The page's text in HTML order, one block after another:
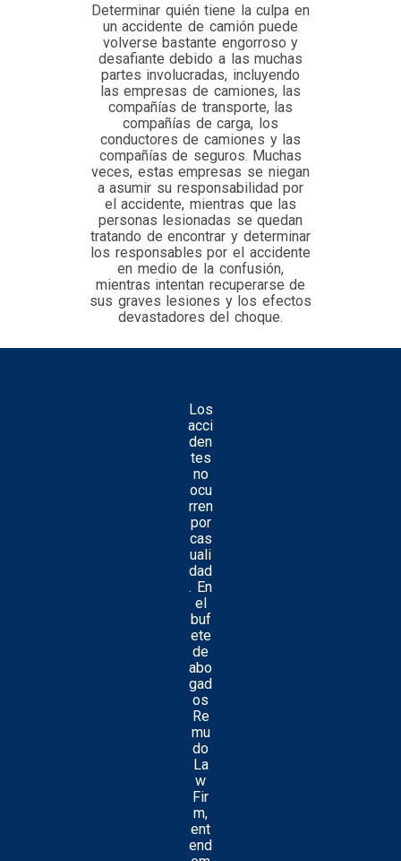
Determinar quién tiene la culpa en
un accidente de camión puede
volverse bastante engorroso y
desafiante debido a las muchas
partes involucradas, incluyendo
las empresas de camiones, las
compañías de transporte, las
compañías de carga, los
conductores de camiones y las
compañías de seguros. Muchas
veces, estas empresas se niegan
a asumir su responsabilidad por
el accidente, mientras que las
personas lesionadas se quedan
tratando de encontrar y determinar
los responsables por el accidente
en medio de la confusión,
mientras intentan recuperarse de
sus graves lesiones y los efectos
devastadores del choque.
Los
acci
den
tes
no
ocu
rren
por
cas
uali
dad
. En
el
buf
ete
de
abo
gad
os
Re
mu
do
La
w
Fir
m,
ent
end